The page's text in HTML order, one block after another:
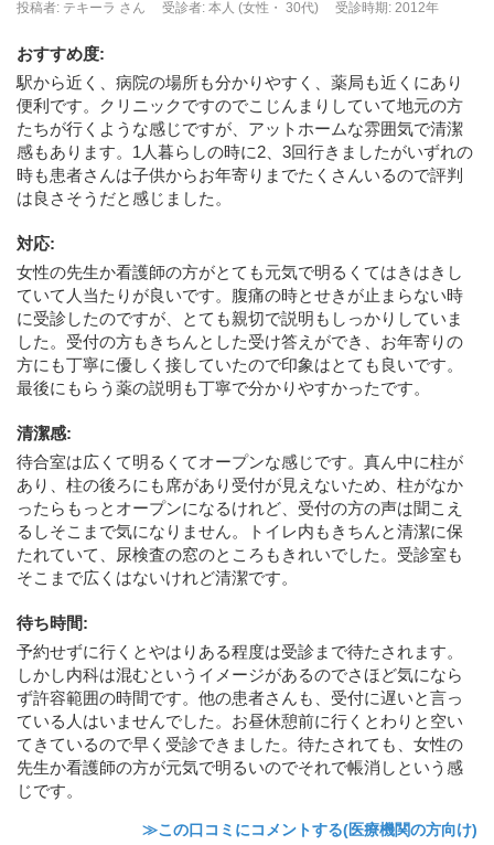
投稿者: テキーラ さん
受診者: 本人 (女性・ 30代) 受診時期: 2012年
おすすめ度:
駅から近く、病院の場所も分かりやすく、薬局も近くにあり
便利です。クリニックですのでこじんまりしていて地元の方
たちが行くような感じですが、アットホームな雰囲気で清潔
感もあります。1人暮らしの時に2、3回行きましたがいずれの
時も患者さんは子供からお年寄りまでたくさんいるので評判
は良さそうだと感じました。
対応:
女性の先生か看護師の方がとても元気で明るくてはきはきし
ていて人当たりが良いです。腹痛の時とせきが止まらない時
に受診したのですが、とても親切で説明もしっかりしていま
した。受付の方もきちんとした受け答えができ、お年寄りの
方にも丁寧に優しく接していたので印象はとても良いです。
最後にもらう薬の説明も丁寧で分かりやすかったです。
清潔感:
待合室は広くて明るくてオープンな感じです。真ん中に柱が
あり、柱の後ろにも席があり受付が見えないため、柱がなか
ったらもっとオープンになるけれど、受付の方の声は聞こえ
るしそこまで気になりません。トイレ内もきちんと清潔に保
たれていて、尿検査の窓のところもきれいでした。受診室も
そこまで広くはないけれど清潔です。
待ち時間:
予約せずに行くとやはりある程度は受診まで待たされます。
しかし内科は混むというイメージがあるのでさほど気になら
ず許容範囲の時間です。他の患者さんも、受付に遅いと言っ
ている人はいませんでした。お昼休憩前に行くとわりと空い
てきているので早く受診できました。待たされても、女性の
先生か看護師の方が元気で明るいのでそれで帳消しという感
じです。
≫この口コミにコメントする(医療機関の方向け)